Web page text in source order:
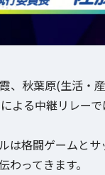
、秋葉原(生活・
よる中継リレー
は格闘ゲームと
ってきます。